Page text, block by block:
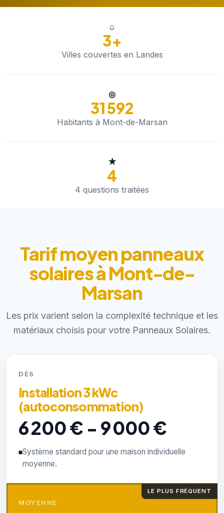
⌂
3+
Villes couvertes en Landes
◎
31 592
Habitants à Mont-de-Marsan
★
4
4 questions traitées
Tarif moyen panneaux
solaires à Mont-de-
Marsan
Les prix varient selon la complexité technique et les
matériaux choisis pour votre Panneaux Solaires.
DÈS
Installation 3 kWc
(autoconsommation)
6 200 € - 9 000 €
Système standard pour une maison individuelle
moyenne.
LE PLUS FRÉQUENT
MOYENNE